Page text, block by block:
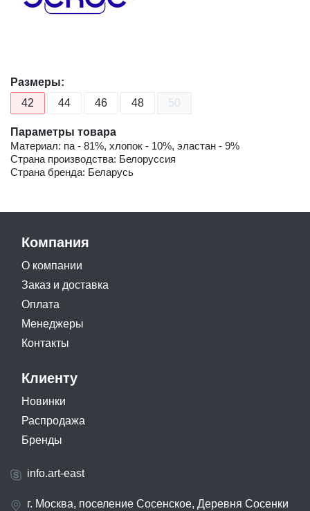
Размеры:
42
44 46 48 50
Параметры товара
Материал: па - 81%, хлопок - 10%, эластан - 9%
Страна производства: Белоруссия
Страна бренда: Беларусь
Компания
О компании
Заказ и доставка
Оплата
Менеджеры
Контакты
Клиенту
Новинки
Распродажа
Бренды
info.art-east
г. Москва, поселение Сосенское, Деревня Сосенки